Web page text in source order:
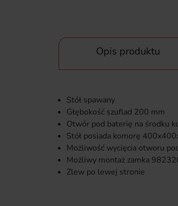
Opis produktu
Stół spawany
Głębokość szuflad 200 mm
Otwór pod baterię na środku
Stół posiada komorę
Możliwość wycięcia otworu
Możliwy montaż zamka
Zlew po lewej stronie